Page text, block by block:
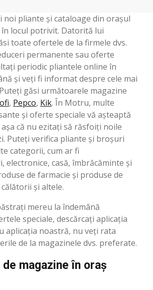
noi pliante și cataloage din orașul
locul potrivit. Datorită lui
toate ofertele de la firmele dvs.
permanente sau oferte
periodic pliantele online în
și veți fi informat despre cele mai
găsi următoarele magazine
, Pepco, Kik. În Motru, multe
și oferte speciale vă așteaptă
că nu ezitați să răsfoiți noile
Puteți verifica pliante și broșuri
categorii, cum ar fi
electronice, casă, îmbrăcăminte și
de farmacie și produse de
și altele.
mereu la îndemână
speciale, descărcați aplicația
aplicația noastră, nu veți rata
de la magazinele dvs. preferate.
magazine în oraș